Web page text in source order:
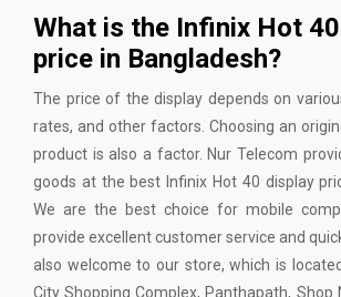
What is the Infinix Hot
price in Bangladesh?
The price of the display depends on
rates, and other factors. Choosing an
product is also a factor. Nur Telecom
goods at the best Infinix Hot 40 display
We are the best choice for mobile
provide excellent customer service and
also welcome to our store, which is
City Shopping Complex, Panthapath, Shop